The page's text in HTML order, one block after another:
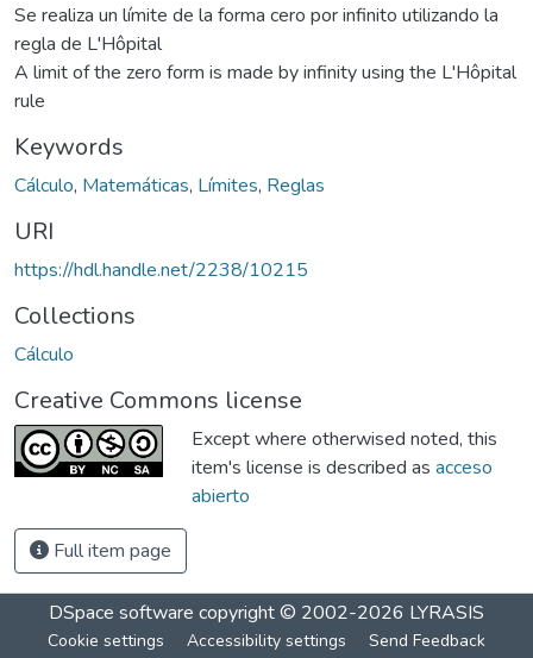
Se realiza un límite de la forma cero por infinito utilizando la
regla de L'Hôpital
A limit of the zero form is made by infinity using the L'Hôpital
rule
Keywords
Cálculo, Matemáticas, Límites, Reglas
URI
https://hdl.handle.net/2238/10215
Collections
Cálculo
Creative Commons license
Except where otherwised noted, this
item's license is described as acceso
abierto
Full item page
DSpace software copyright © 2002-2026 LYRASIS
Cookie settings Accessibility settings Send Feedback